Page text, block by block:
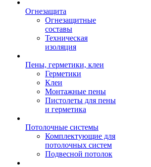
Огнезащита
Огнезащитные
составы
Техническая
изоляция
Пены, герметики, клеи
Герметики
Клеи
Монтажные пены
Пистолеты для пены
и герметика
Потолочные системы
Комплектующие для
потолочных систем
Подвесной потолок